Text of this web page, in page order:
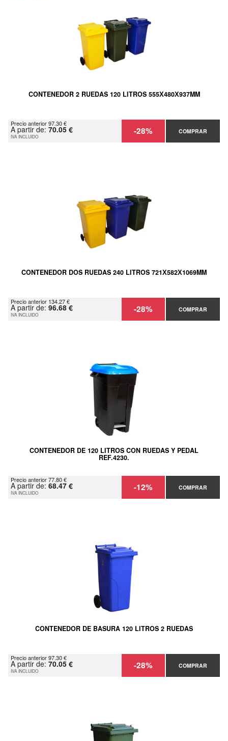
CONTENEDOR 2 RUEDAS 120 LITROS 555Х480Х937MM
Precio anterior 97.30 €
A partir de: 70.05 €
IVA INCLUIDO -28% COMPRAR
CONTENEDOR DOS RUEDAS 240 LITROS 721Х582Х1069MM
Precio anterior 134.27 €
A partir de: 96.68 €
IVA INCLUIDO -28% COMPRAR
CONTENEDOR DE 120 LITROS CON RUEDAS Y PEDAL
REF.4230.
Precio anterior 77.80 €
A partir de: 68.47 €
IVA INCLUIDO -12% COMPRAR
CONTENEDOR DE BASURA 120 LITROS 2 RUEDAS
Precio anterior 97.30 €
A partir de: 70.05 €
IVA INCLUIDO -28% COMPRAR